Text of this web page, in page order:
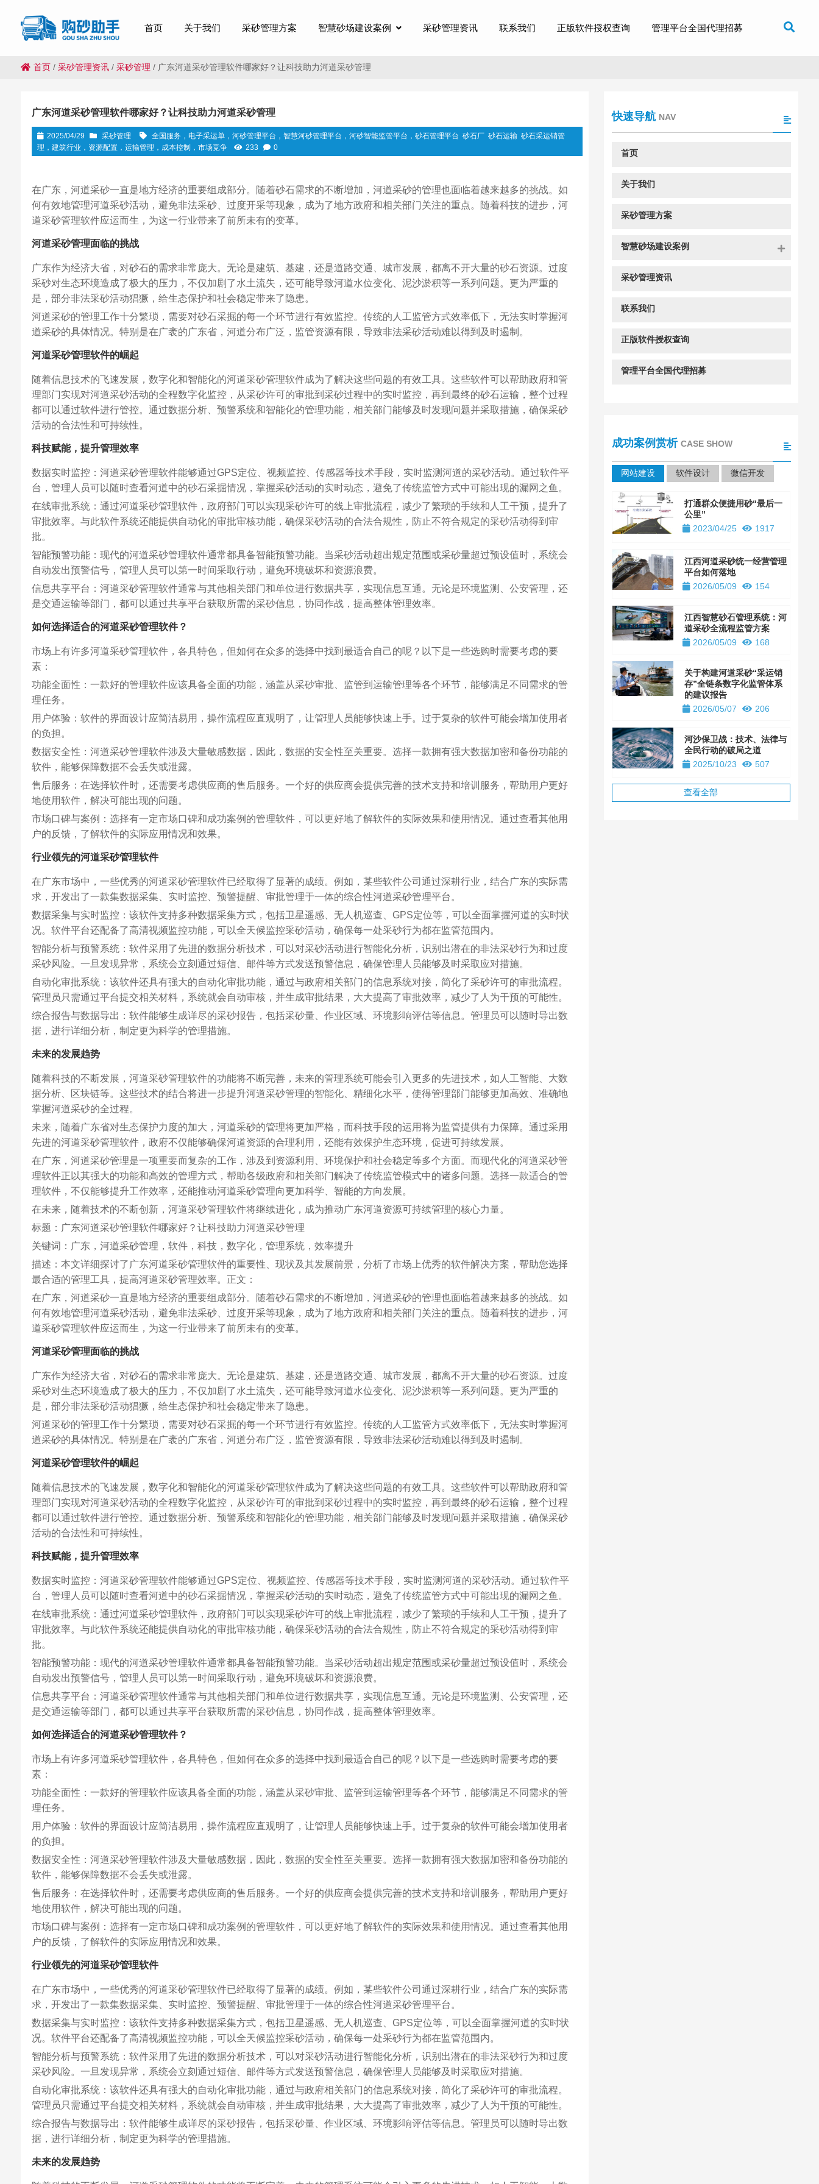
首页 关于我们 采砂管理方案 智慧砂场建设案例 采砂管理资讯 联系我们 正版软件授权查询 管理平台全国代理招募
首页/ 采砂管理资讯/ 采砂管理 / 广东河道采砂管理软件哪家好？让科技助力河道采砂管理
广东河道采砂管理软件哪家好？让科技助力河道采砂管理
2025/04/29 采砂管理 全国服务，电子采运单，河砂管理平台，智慧河砂管理平台，河砂智能监管平台，砂石管理平台 砂石厂 砂石运输 砂石采运销管
理，建筑行业，资源配置，运输管理，成本控制，市场竞争
233 0
在广东，河道采砂一直是地方经济的重要组成部分。随着砂石需求的不断增加，河道采砂的管理也面临着越来越多的挑战。如
何有效地管理河道采砂活动，避免非法采砂、过度开采等现象，成为了地方政府和相关部门关注的重点。随着科技的进步，河
道采砂管理软件应运而生，为这一行业带来了前所未有的变革。
河道采砂管理面临的挑战
广东作为经济大省，对砂石的需求非常庞大。无论是建筑、基建，还是道路交通、城市发展，都离不开大量的砂石资源。过度
采砂对生态环境造成了极大的压力，不仅加剧了水土流失，还可能导致河道水位变化、泥沙淤积等一系列问题。更为严重的
是，部分非法采砂活动猖獗，给生态保护和社会稳定带来了隐患。
河道采砂的管理工作十分繁琐，需要对砂石采掘的每一个环节进行有效监控。传统的人工监管方式效率低下，无法实时掌握河
道采砂的具体情况。特别是在广袤的广东省，河道分布广泛，监管资源有限，导致非法采砂活动难以得到及时遏制。
河道采砂管理软件的崛起
随着信息技术的飞速发展，数字化和智能化的河道采砂管理软件成为了解决这些问题的有效工具。这些软件可以帮助政府和管
理部门实现对河道采砂活动的全程数字化监控，从采砂许可的审批到采砂过程中的实时监控，再到最终的砂石运输，整个过程
都可以通过软件进行管控。通过数据分析、预警系统和智能化的管理功能，相关部门能够及时发现问题并采取措施，确保采砂
活动的合法性和可持续性。
科技赋能，提升管理效率
数据实时监控：河道采砂管理软件能够通过GPS定位、视频监控、传感器等技术手段，实时监测河道的采砂活动。通过软件平
台，管理人员可以随时查看河道中的砂石采掘情况，掌握采砂活动的实时动态，避免了传统监管方式中可能出现的漏网之鱼。
在线审批系统：通过河道采砂管理软件，政府部门可以实现采砂许可的线上审批流程，减少了繁琐的手续和人工干预，提升了
审批效率。与此软件系统还能提供自动化的审批审核功能，确保采砂活动的合法合规性，防止不符合规定的采砂活动得到审
批。
智能预警功能：现代的河道采砂管理软件通常都具备智能预警功能。当采砂活动超出规定范围或采砂量超过预设值时，系统会
自动发出预警信号，管理人员可以第一时间采取行动，避免环境破坏和资源浪费。
信息共享平台：河道采砂管理软件通常与其他相关部门和单位进行数据共享，实现信息互通。无论是环境监测、公安管理，还
是交通运输等部门，都可以通过共享平台获取所需的采砂信息，协同作战，提高整体管理效率。
如何选择适合的河道采砂管理软件？
市场上有许多河道采砂管理软件，各具特色，但如何在众多的选择中找到最适合自己的呢？以下是一些选购时需要考虑的要
素：
功能全面性：一款好的管理软件应该具备全面的功能，涵盖从采砂审批、监管到运输管理等各个环节，能够满足不同需求的管
理任务。
用户体验：软件的界面设计应简洁易用，操作流程应直观明了，让管理人员能够快速上手。过于复杂的软件可能会增加使用者
的负担。
数据安全性：河道采砂管理软件涉及大量敏感数据，因此，数据的安全性至关重要。选择一款拥有强大数据加密和备份功能的
软件，能够保障数据不会丢失或泄露。
售后服务：在选择软件时，还需要考虑供应商的售后服务。一个好的供应商会提供完善的技术支持和培训服务，帮助用户更好
地使用软件，解决可能出现的问题。
市场口碑与案例：选择有一定市场口碑和成功案例的管理软件，可以更好地了解软件的实际效果和使用情况。通过查看其他用
户的反馈，了解软件的实际应用情况和效果。
行业领先的河道采砂管理软件
在广东市场中，一些优秀的河道采砂管理软件已经取得了显著的成绩。例如，某些软件公司通过深耕行业，结合广东的实际需
求，开发出了一款集数据采集、实时监控、预警提醒、审批管理于一体的综合性河道采砂管理平台。
数据采集与实时监控：该软件支持多种数据采集方式，包括卫星遥感、无人机巡查、GPS定位等，可以全面掌握河道的实时状
况。软件平台还配备了高清视频监控功能，可以全天候监控采砂活动，确保每一处采砂行为都在监管范围内。
智能分析与预警系统：软件采用了先进的数据分析技术，可以对采砂活动进行智能化分析，识别出潜在的非法采砂行为和过度
采砂风险。一旦发现异常，系统会立刻通过短信、邮件等方式发送预警信息，确保管理人员能够及时采取应对措施。
自动化审批系统：该软件还具有强大的自动化审批功能，通过与政府相关部门的信息系统对接，简化了采砂许可的审批流程。
管理员只需通过平台提交相关材料，系统就会自动审核，并生成审批结果，大大提高了审批效率，减少了人为干预的可能性。
综合报告与数据导出：软件能够生成详尽的采砂报告，包括采砂量、作业区域、环境影响评估等信息。管理员可以随时导出数
据，进行详细分析，制定更为科学的管理措施。
未来的发展趋势
随着科技的不断发展，河道采砂管理软件的功能将不断完善，未来的管理系统可能会引入更多的先进技术，如人工智能、大数
据分析、区块链等。这些技术的结合将进一步提升河道采砂管理的智能化、精细化水平，使得管理部门能够更加高效、准确地
掌握河道采砂的全过程。
未来，随着广东省对生态保护力度的加大，河道采砂的管理将更加严格，而科技手段的运用将为监管提供有力保障。通过采用
先进的河道采砂管理软件，政府不仅能够确保河道资源的合理利用，还能有效保护生态环境，促进可持续发展。
在广东，河道采砂管理是一项重要而复杂的工作，涉及到资源利用、环境保护和社会稳定等多个方面。而现代化的河道采砂管
理软件正以其强大的功能和高效的管理方式，帮助各级政府和相关部门解决了传统监管模式中的诸多问题。选择一款适合的管
理软件，不仅能够提升工作效率，还能推动河道采砂管理向更加科学、智能的方向发展。
在未来，随着技术的不断创新，河道采砂管理软件将继续进化，成为推动广东河道资源可持续管理的核心力量。
标题：广东河道采砂管理软件哪家好？让科技助力河道采砂管理
关键词：广东，河道采砂管理，软件，科技，数字化，管理系统，效率提升
描述：本文详细探讨了广东河道采砂管理软件的重要性、现状及其发展前景，分析了市场上优秀的软件解决方案，帮助您选择
最合适的管理工具，提高河道采砂管理效率。正文：
在广东，河道采砂一直是地方经济的重要组成部分。随着砂石需求的不断增加，河道采砂的管理也面临着越来越多的挑战。如
何有效地管理河道采砂活动，避免非法采砂、过度开采等现象，成为了地方政府和相关部门关注的重点。随着科技的进步，河
道采砂管理软件应运而生，为这一行业带来了前所未有的变革。
河道采砂管理面临的挑战
广东作为经济大省，对砂石的需求非常庞大。无论是建筑、基建，还是道路交通、城市发展，都离不开大量的砂石资源。过度
采砂对生态环境造成了极大的压力，不仅加剧了水土流失，还可能导致河道水位变化、泥沙淤积等一系列问题。更为严重的
是，部分非法采砂活动猖獗，给生态保护和社会稳定带来了隐患。
河道采砂的管理工作十分繁琐，需要对砂石采掘的每一个环节进行有效监控。传统的人工监管方式效率低下，无法实时掌握河
道采砂的具体情况。特别是在广袤的广东省，河道分布广泛，监管资源有限，导致非法采砂活动难以得到及时遏制。
河道采砂管理软件的崛起
随着信息技术的飞速发展，数字化和智能化的河道采砂管理软件成为了解决这些问题的有效工具。这些软件可以帮助政府和管
理部门实现对河道采砂活动的全程数字化监控，从采砂许可的审批到采砂过程中的实时监控，再到最终的砂石运输，整个过程
都可以通过软件进行管控。通过数据分析、预警系统和智能化的管理功能，相关部门能够及时发现问题并采取措施，确保采砂
活动的合法性和可持续性。
科技赋能，提升管理效率
数据实时监控：河道采砂管理软件能够通过GPS定位、视频监控、传感器等技术手段，实时监测河道的采砂活动。通过软件平
台，管理人员可以随时查看河道中的砂石采掘情况，掌握采砂活动的实时动态，避免了传统监管方式中可能出现的漏网之鱼。
在线审批系统：通过河道采砂管理软件，政府部门可以实现采砂许可的线上审批流程，减少了繁琐的手续和人工干预，提升了
审批效率。与此软件系统还能提供自动化的审批审核功能，确保采砂活动的合法合规性，防止不符合规定的采砂活动得到审
批。
智能预警功能：现代的河道采砂管理软件通常都具备智能预警功能。当采砂活动超出规定范围或采砂量超过预设值时，系统会
自动发出预警信号，管理人员可以第一时间采取行动，避免环境破坏和资源浪费。
信息共享平台：河道采砂管理软件通常与其他相关部门和单位进行数据共享，实现信息互通。无论是环境监测、公安管理，还
是交通运输等部门，都可以通过共享平台获取所需的采砂信息，协同作战，提高整体管理效率。
如何选择适合的河道采砂管理软件？
市场上有许多河道采砂管理软件，各具特色，但如何在众多的选择中找到最适合自己的呢？以下是一些选购时需要考虑的要
素：
功能全面性：一款好的管理软件应该具备全面的功能，涵盖从采砂审批、监管到运输管理等各个环节，能够满足不同需求的管
理任务。
用户体验：软件的界面设计应简洁易用，操作流程应直观明了，让管理人员能够快速上手。过于复杂的软件可能会增加使用者
的负担。
数据安全性：河道采砂管理软件涉及大量敏感数据，因此，数据的安全性至关重要。选择一款拥有强大数据加密和备份功能的
软件，能够保障数据不会丢失或泄露。
售后服务：在选择软件时，还需要考虑供应商的售后服务。一个好的供应商会提供完善的技术支持和培训服务，帮助用户更好
地使用软件，解决可能出现的问题。
市场口碑与案例：选择有一定市场口碑和成功案例的管理软件，可以更好地了解软件的实际效果和使用情况。通过查看其他用
户的反馈，了解软件的实际应用情况和效果。
行业领先的河道采砂管理软件
在广东市场中，一些优秀的河道采砂管理软件已经取得了显著的成绩。例如，某些软件公司通过深耕行业，结合广东的实际需
求，开发出了一款集数据采集、实时监控、预警提醒、审批管理于一体的综合性河道采砂管理平台。
数据采集与实时监控：该软件支持多种数据采集方式，包括卫星遥感、无人机巡查、GPS定位等，可以全面掌握河道的实时状
况。软件平台还配备了高清视频监控功能，可以全天候监控采砂活动，确保每一处采砂行为都在监管范围内。
智能分析与预警系统：软件采用了先进的数据分析技术，可以对采砂活动进行智能化分析，识别出潜在的非法采砂行为和过度
采砂风险。一旦发现异常，系统会立刻通过短信、邮件等方式发送预警信息，确保管理人员能够及时采取应对措施。
自动化审批系统：该软件还具有强大的自动化审批功能，通过与政府相关部门的信息系统对接，简化了采砂许可的审批流程。
管理员只需通过平台提交相关材料，系统就会自动审核，并生成审批结果，大大提高了审批效率，减少了人为干预的可能性。
综合报告与数据导出：软件能够生成详尽的采砂报告，包括采砂量、作业区域、环境影响评估等信息。管理员可以随时导出数
据，进行详细分析，制定更为科学的管理措施。
未来的发展趋势
快速导航 NAV
首页
关于我们
采砂管理方案
智慧砂场建设案例
采砂管理资讯
联系我们
正版软件授权查询
管理平台全国代理招募
成功案例赏析 CASE SHOW
网站建设 软件设计 微信开发
打通群众便捷用砂“最后一
公里”
2023/04/25
1917
江西河道采砂统一经营管理
平台如何落地
2026/05/09
154
江西智慧砂石管理系统：河
道采砂全流程监管方案
2026/05/09
168
关于构建河道采砂“采运销
存”全链条数字化监管体系
的建议报告
2026/05/07
206
河沙保卫战：技术、法律与
全民行动的破局之道
2025/10/23
507
查看全部